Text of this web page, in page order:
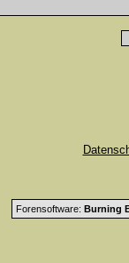
Forensoftware: Burning